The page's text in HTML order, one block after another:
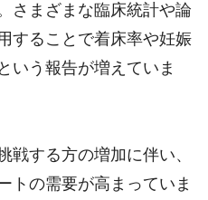
さまざまな臨床統計や論
することで着床率や妊娠
いう報告が増えていま
戦する方の増加に伴い、
トの需要が高まっていま